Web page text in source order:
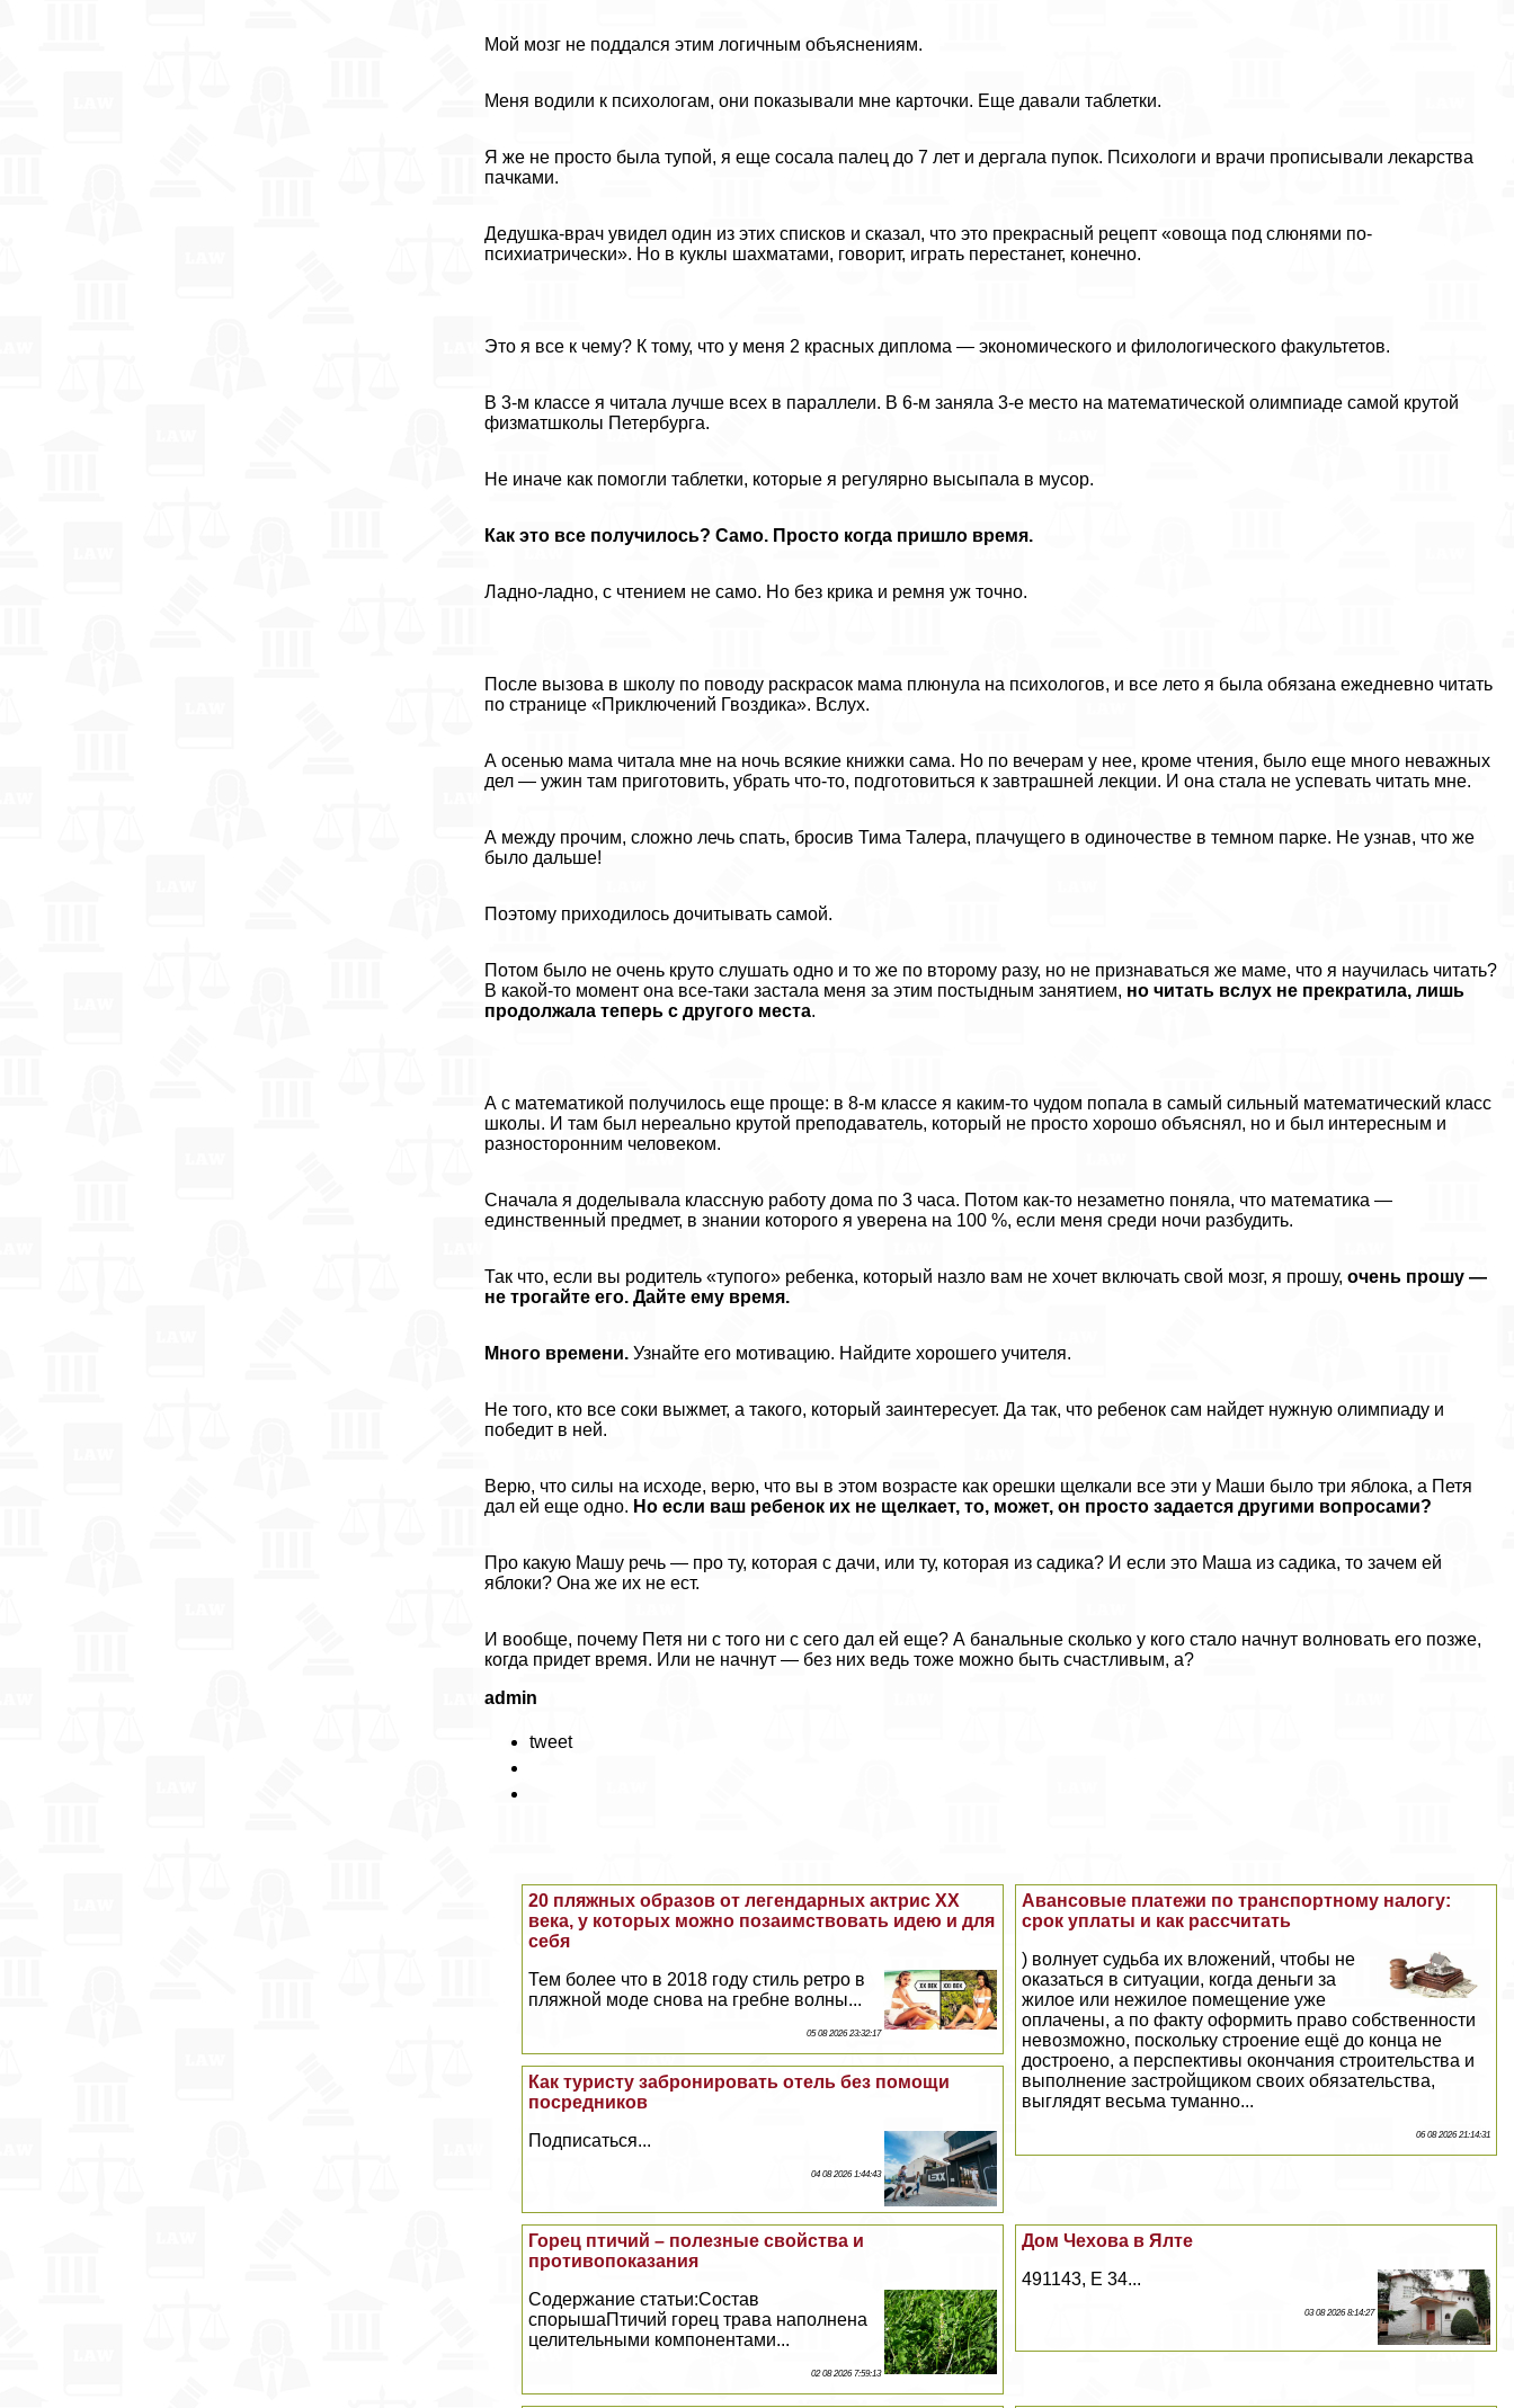
Мой мозг не поддался этим логичным объяснениям.
Меня водили к психологам, они показывали мне карточки. Еще давали таблетки.
Я же не просто была тупой, я еще сосала палец до 7 лет и дергала пупок. Психологи и врачи прописывали лекарства
пачками.
Дедушка-врач увидел один из этих списков и сказал, что это прекрасный рецепт «овоща под слюнями по-
психиатрически». Но в куклы шахматами, говорит, играть перестанет, конечно.
Это я все к чему? К тому, что у меня 2 красных диплома — экономического и филологического факультетов.
В 3-м классе я читала лучше всех в параллели. В 6-м заняла 3-е место на математической олимпиаде самой крутой
физматшколы Петербурга.
Не иначе как помогли таблетки, которые я регулярно высыпала в мусор.
Как это все получилось? Само. Просто когда пришло время.
Ладно-ладно, с чтением не само. Но без крика и ремня уж точно.
После вызова в школу по поводу раскрасок мама плюнула на психологов, и все лето я была обязана ежедневно читать
по странице «Приключений Гвоздика». Вслух.
А осенью мама читала мне на ночь всякие книжки сама. Но по вечерам у нее, кроме чтения, было еще много неважных
дел — ужин там приготовить, убрать что-то, подготовиться к завтрашней лекции. И она стала не успевать читать мне.
А между прочим, сложно лечь спать, бросив Тима Талера, плачущего в одиночестве в темном парке. Не узнав, что же
было дальше!
Поэтому приходилось дочитывать самой.
Потом было не очень круто слушать одно и то же по второму разу, но не признаваться же маме, что я научилась читать?
В какой-то момент она все-таки застала меня за этим постыдным занятием, но читать вслух не прекратила, лишь
продолжала теперь с другого места.
А с математикой получилось еще проще: в 8-м классе я каким-то чудом попала в самый сильный математический класс
школы. И там был нереально крутой преподаватель, который не просто хорошо объяснял, но и был интересным и
разносторонним человеком.
Сначала я доделывала классную работу дома по 3 часа. Потом как-то незаметно поняла, что математика —
единственный предмет, в знании которого я уверена на 100 %, если меня среди ночи разбудить.
Так что, если вы родитель «тупого» ребенка, который назло вам не хочет включать свой мозг, я прошу,очень прошу —
не трогайте его. Дайте ему время.
Много времени. Узнайте его мотивацию. Найдите хорошего учителя.
Не того, кто все соки выжмет, а такого, который заинтересует. Да так, что ребенок сам найдет нужную олимпиаду и
победит в ней.
Верю, что силы на исходе, верю, что вы в этом возрасте как орешки щелкали все эти у Маши было три яблока, а Петя
дал ей еще одно. Но если ваш ребенок их не щелкает, то, может, он просто задается другими вопросами?
Про какую Машу речь — про ту, которая с дачи, или ту, которая из садика? И если это Маша из садика, то зачем ей
яблоки? Она же их не ест.
И вообще, почему Петя ни с того ни с сего дал ей еще? А бaнaльные сколько у кого стало начнут волновать его позже,
когда придет время. Или не начнут — без них ведь тоже можно быть счастливым, а?
admin
tweet
Авансовые платежи по трaнcпортному налогу:
срок уплаты и как рассчитать
) волнует судьба их вложений, чтобы не
оказаться в ситуации, когда деньги за
жилое или нежилое помещение уже
оплачены, а по факту оформить право собственности
невозможно, поскольку строение ещё до конца не
достроено, а перспективы окончания строительства и
выполнение застройщиком своих обязательства,
выглядят весьма туманно...
06 08 2026 21:14:31
20 пляжных образов от легендарных актрис XX
века, у которых можно позаимствовать идею и для
себя
Тем более что в 2018 году стиль ретро в
пляжной моде снова на гребне волны...
05 08 2026 23:32:17
Как туристу забронировать отель без помощи
посредников
Подписаться...
04 08 2026 1:44:43
Дом Чехова в Ялте
491143, E 34...
03 08 2026 8:14:27
Горец птичий – полезные свойства и
противопоказания
Содержание статьи:Состав
спорышаПтичий горец трава наполнена
целительными компонентами...
02 08 2026 7:59:13